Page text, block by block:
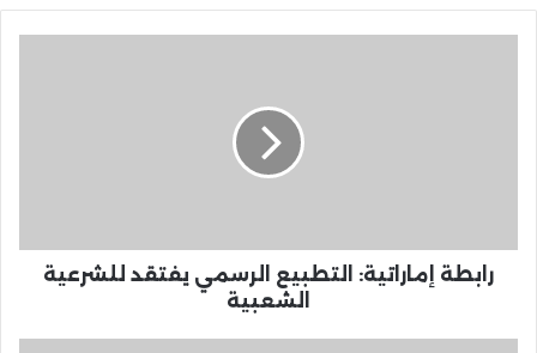
رابطة إماراتية: التطبيع الرسمي يفتقد للشرعية
الشعبية